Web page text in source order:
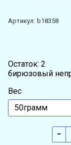
Артикул: b18358
Остаток: 2
бирюзовый
Вес